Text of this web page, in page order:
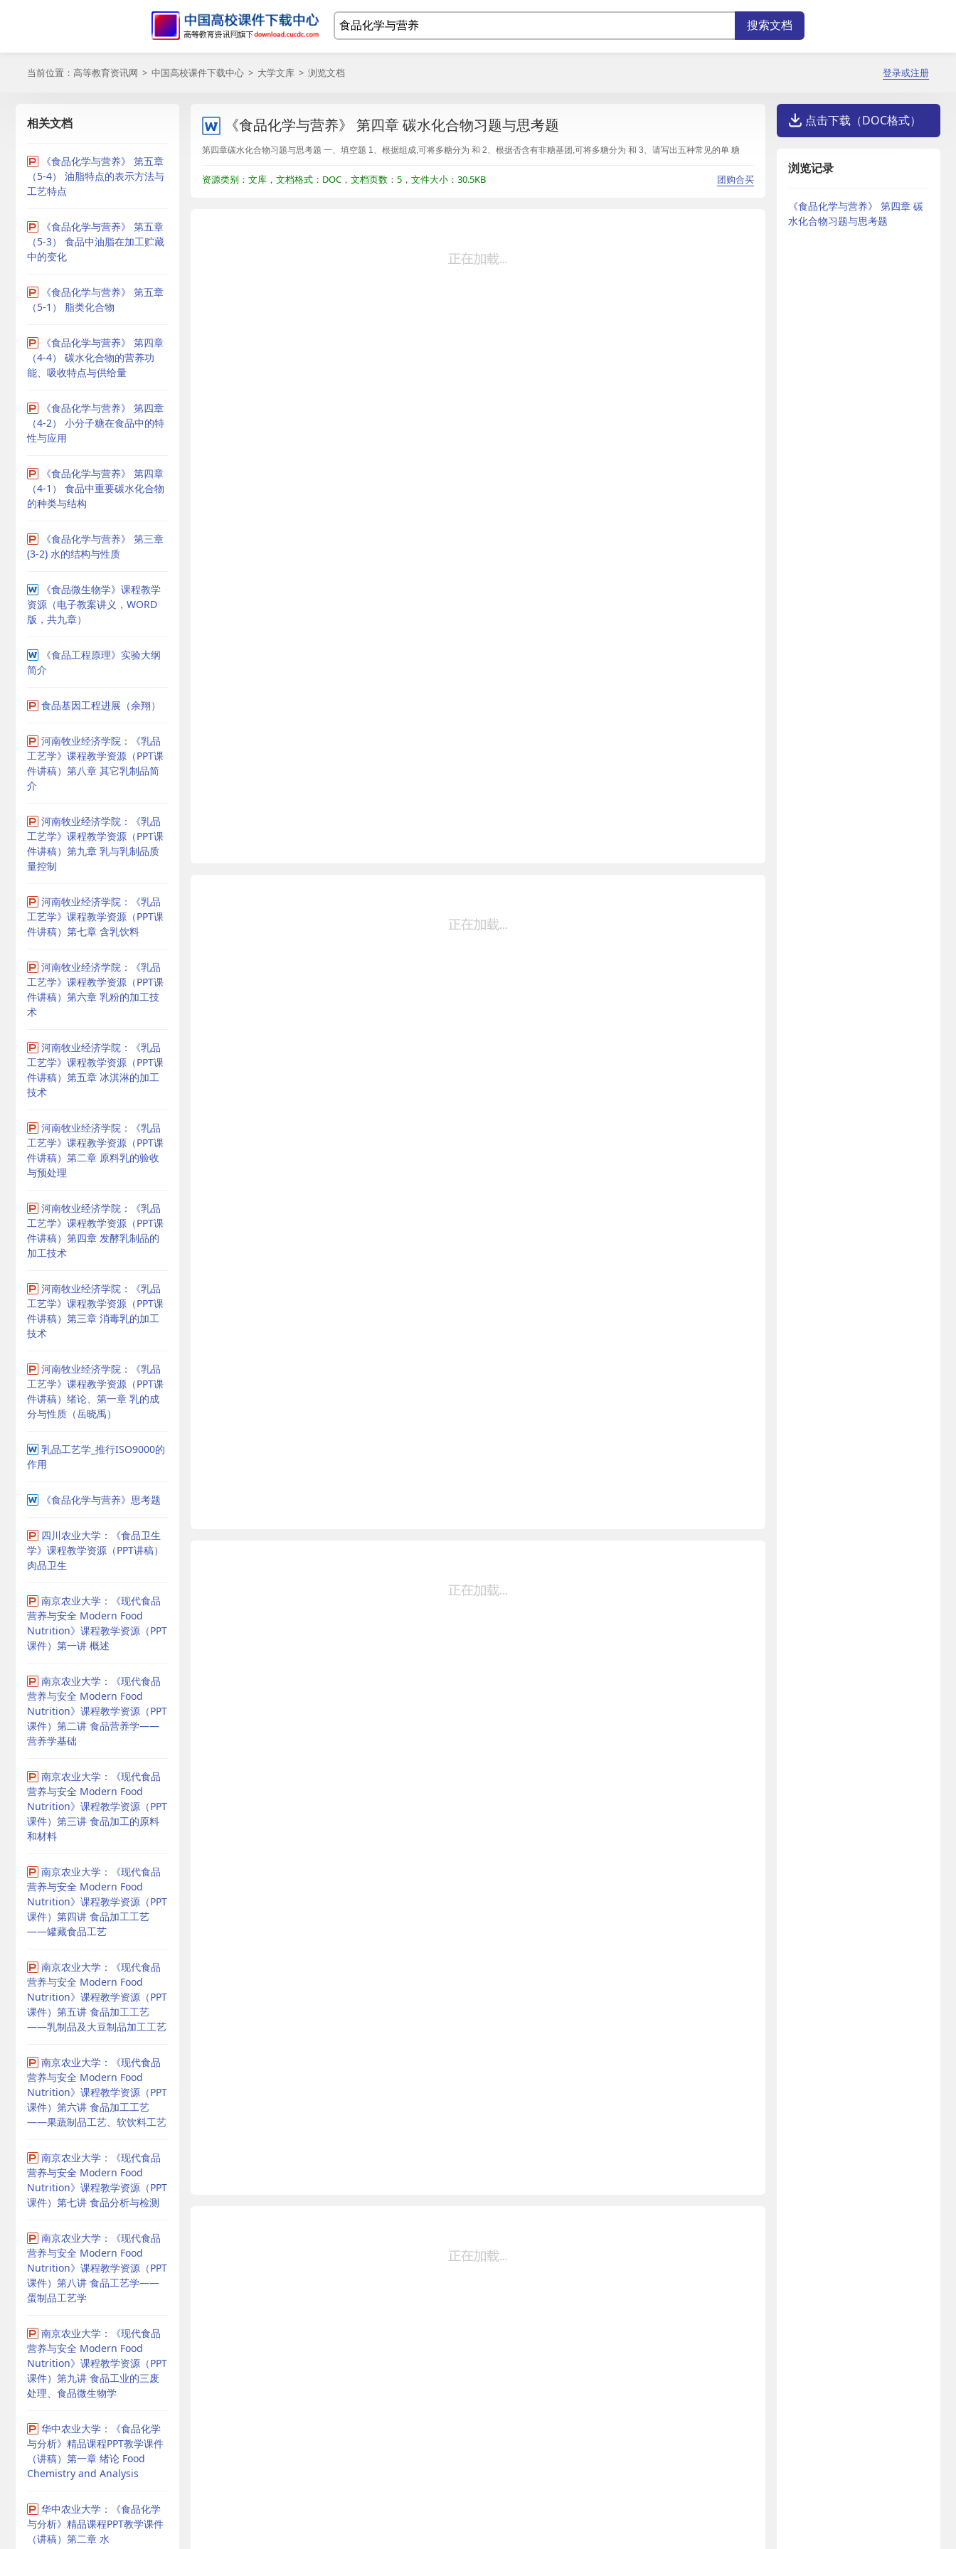
当前位置： 高等教育资讯网 > 中国高校课件下载中心 > 大学文库 > 浏览文档 登录或注册
相关文档
《食品化学与营养》 第五章
（5-4） 油脂特点的表示方法与
工艺特点
《食品化学与营养》 第五章
（5-3） 食品中油脂在加工贮藏
中的变化
《食品化学与营养》 第五章
（5-1） 脂类化合物
《食品化学与营养》 第四章
（4-4） 碳水化合物的营养功
能、吸收特点与供给量
《食品化学与营养》 第四章
（4-2） 小分子糖在食品中的特
性与应用
《食品化学与营养》 第四章
（4-1） 食品中重要碳水化合物
的种类与结构
《食品化学与营养》 第三章
(3-2) 水的结构与性质
《食品微生物学》课程教学
资源（电子教案讲义，WORD
版，共九章）
《食品工程原理》实验大纲
简介
食品基因工程进展（余翔）
河南牧业经济学院：《乳品
工艺学》课程教学资源（PPT课
件讲稿）第八章 其它乳制品简
介
河南牧业经济学院：《乳品
工艺学》课程教学资源（PPT课
件讲稿）第九章 乳与乳制品质
量控制
河南牧业经济学院：《乳品
工艺学》课程教学资源（PPT课
件讲稿）第七章 含乳饮料
河南牧业经济学院：《乳品
工艺学》课程教学资源（PPT课
件讲稿）第六章 乳粉的加工技
术
河南牧业经济学院：《乳品
工艺学》课程教学资源（PPT课
件讲稿）第五章 冰淇淋的加工
技术
河南牧业经济学院：《乳品
工艺学》课程教学资源（PPT课
件讲稿）第二章 原料乳的验收
与预处理
河南牧业经济学院：《乳品
工艺学》课程教学资源（PPT课
件讲稿）第四章 发酵乳制品的
加工技术
河南牧业经济学院：《乳品
工艺学》课程教学资源（PPT课
件讲稿）第三章 消毒乳的加工
技术
河南牧业经济学院：《乳品
工艺学》课程教学资源（PPT课
件讲稿）绪论、第一章 乳的成
分与性质（岳晓禹）
乳品工艺学_推行ISO9000的
作用
《食品化学与营养》思考题
四川农业大学：《食品卫生
学》课程教学资源（PPT讲稿）
肉品卫生
南京农业大学：《现代食品
营养与安全 Modern Food
Nutrition》课程教学资源（PPT
课件）第一讲 概述
南京农业大学：《现代食品
营养与安全 Modern Food
Nutrition》课程教学资源（PPT
课件）第二讲 食品营养学——
营养学基础
南京农业大学：《现代食品
营养与安全 Modern Food
Nutrition》课程教学资源（PPT
课件）第三讲 食品加工的原料
和材料
南京农业大学：《现代食品
营养与安全 Modern Food
Nutrition》课程教学资源（PPT
课件）第四讲 食品加工工艺
——罐藏食品工艺
南京农业大学：《现代食品
营养与安全 Modern Food
Nutrition》课程教学资源（PPT
课件）第五讲 食品加工工艺
——乳制品及大豆制品加工工艺
南京农业大学：《现代食品
营养与安全 Modern Food
Nutrition》课程教学资源（PPT
课件）第六讲 食品加工工艺
——果蔬制品工艺、软饮料工艺
南京农业大学：《现代食品
营养与安全 Modern Food
Nutrition》课程教学资源（PPT
课件）第七讲 食品分析与检测
南京农业大学：《现代食品
营养与安全 Modern Food
Nutrition》课程教学资源（PPT
课件）第八讲 食品工艺学——
蛋制品工艺学
南京农业大学：《现代食品
营养与安全 Modern Food
Nutrition》课程教学资源（PPT
课件）第九讲 食品工业的三废
处理、食品微生物学
华中农业大学：《食品化学
与分析》精品课程PPT教学课件
（讲稿）第一章 绪论 Food
Chemistry and Analysis
华中农业大学：《食品化学
与分析》精品课程PPT教学课件
（讲稿）第二章 水
《食品化学与营养》 第四章 碳水化合物习题与思考题
第四章碳水化合物习题与思考题 一、填空题 1、根据组成,可将多糖分为 和 2、根据否含有非糖基团,可将多糖分为 和 3、请写出五种常见的单 糖
团购合买
资源类别：文库，文档格式：DOC，文档页数：5，文件大小：30.5KB
点击下载（DOC格式）
浏览记录
《食品化学与营养》 第四章 碳
水化合物习题与思考题